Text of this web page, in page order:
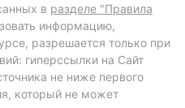
в разделе "Правила
информацию,
разрешается только при
гиперссылки на Сайт
не ниже первого
который не может